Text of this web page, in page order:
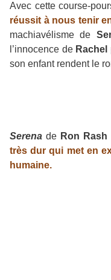
Avec cette course-
réussit à nous tenir
machiavélisme de
l’innocence de Rachel
son enfant rendent le
Serena de Ron Rash
très dur qui met en
humaine.